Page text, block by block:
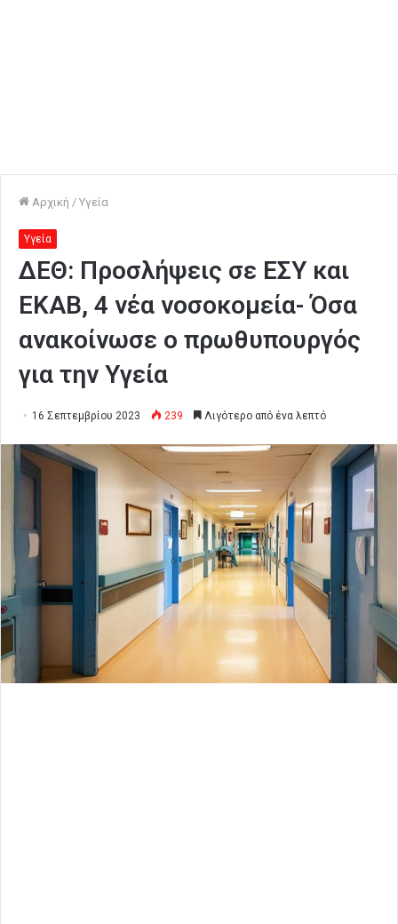
Αρχική / Υγεία
Υγεία
ΔΕΘ: Προσλήψεις σε ΕΣΥ και
ΕΚΑΒ, 4 νέα νοσοκομεία- Όσα
ανακοίνωσε ο πρωθυπουργός
για την Υγεία
16 Σεπτεμβρίου 2023 239 Λιγότερο από ένα λεπτό